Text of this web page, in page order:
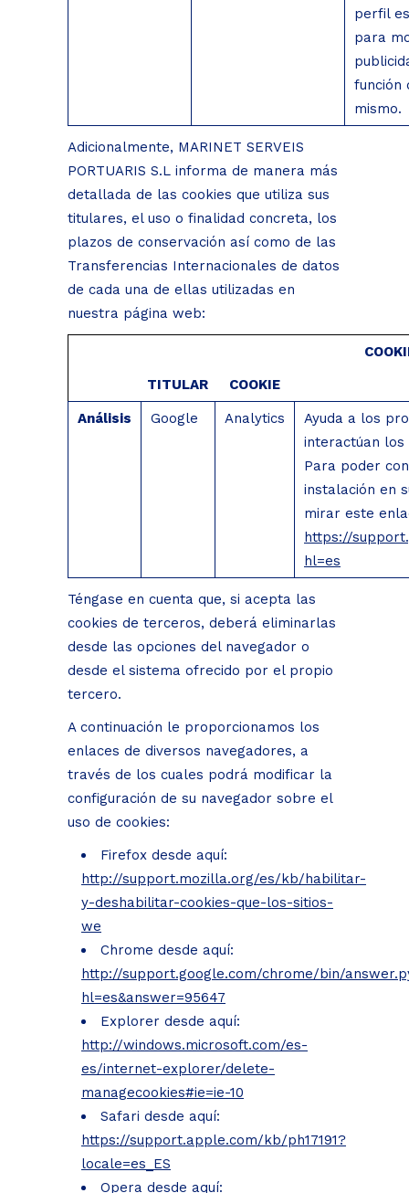
perfil
para
función
mismo.
Adicionalmente, MARINET SERVEIS
PORTUARIS S.L informa de manera más
detallada de las cookies que utiliza sus
titulares, el uso o finalidad concreta, los
plazos de conservación así como de las
Transferencias Internacionales de datos
de cada una de ellas utilizadas en
nuestra página web:
TITULAR
COOKIE
Análisis Google Analytics
Ayuda a los
interactúan los
Para poder
instalación en
mirar este
https://
hl=es
Téngase en cuenta que, si acepta las
cookies de terceros, deberá eliminarlas
desde las opciones del navegador o
desde el sistema ofrecido por el propio
tercero.
A continuación le proporcionamos los
enlaces de diversos navegadores, a
través de los cuales podrá modificar la
configuración de su navegador sobre el
uso de cookies:
Firefox desde aquí:
http://support.mozilla.org/es/kb/habilitar-
y-deshabilitar-cookies-que-los-sitios-
we
Chrome desde aquí:
http://support.google.com/chrome/bin/
hl=es&answer=95647
Explorer desde aquí:
http://windows.microsoft.com/es-
es/internet-explorer/delete-
managecookies#ie=ie-10
Safari desde aquí:
https://support.apple.com/kb/ph17191?
locale=es_ES
Opera desde aquí: